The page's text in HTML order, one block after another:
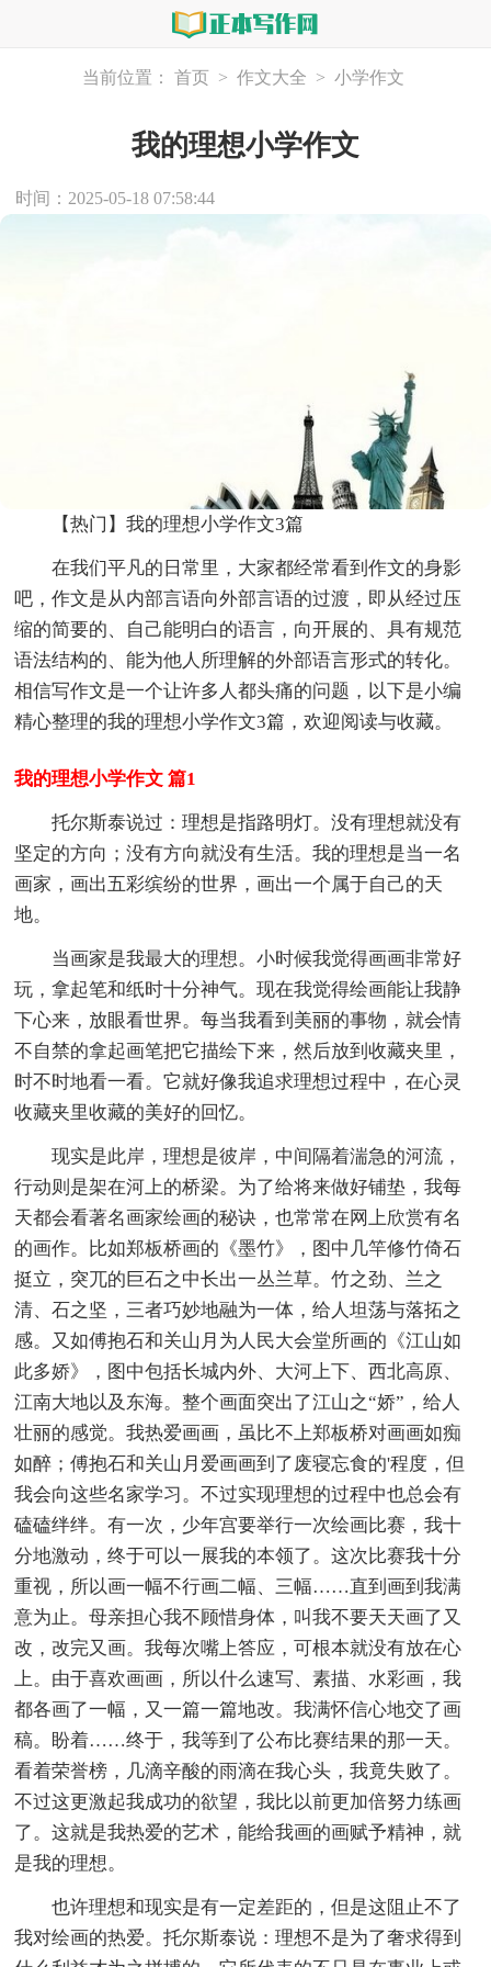
当前位置： 首页 > 作文大全 > 小学作文
我的理想小学作文
时间：2025-05-18 07:58:44
【热门】我的理想小学作文3篇
在我们平凡的日常里，大家都经常看到作文的身影
吧，作文是从内部言语向外部言语的过渡，即从经过压
缩的简要的、自己能明白的语言，向开展的、具有规范
语法结构的、能为他人所理解的外部语言形式的转化。
相信写作文是一个让许多人都头痛的问题，以下是小编
精心整理的我的理想小学作文3篇，欢迎阅读与收藏。
我的理想小学作文 篇1
托尔斯泰说过：理想是指路明灯。没有理想就没有
坚定的方向；没有方向就没有生活。我的理想是当一名
画家，画出五彩缤纷的世界，画出一个属于自己的天
地。
当画家是我最大的理想。小时候我觉得画画非常好
玩，拿起笔和纸时十分神气。现在我觉得绘画能让我静
下心来，放眼看世界。每当我看到美丽的事物，就会情
不自禁的拿起画笔把它描绘下来，然后放到收藏夹里，
时不时地看一看。它就好像我追求理想过程中，在心灵
收藏夹里收藏的美好的回忆。
现实是此岸，理想是彼岸，中间隔着湍急的河流，
行动则是架在河上的桥梁。为了给将来做好铺垫，我每
天都会看著名画家绘画的秘诀，也常常在网上欣赏有名
的画作。比如郑板桥画的《墨竹》，图中几竿修竹倚石
挺立，突兀的巨石之中长出一丛兰草。竹之劲、兰之
清、石之坚，三者巧妙地融为一体，给人坦荡与落拓之
感。又如傅抱石和关山月为人民大会堂所画的《江山如
此多娇》，图中包括长城内外、大河上下、西北高原、
江南大地以及东海。整个画面突出了江山之“娇”，给人
壮丽的感觉。我热爱画画，虽比不上郑板桥对画画如痴
如醉；傅抱石和关山月爱画画到了废寝忘食的'程度，但
我会向这些名家学习。不过实现理想的过程中也总会有
磕磕绊绊。有一次，少年宫要举行一次绘画比赛，我十
分地激动，终于可以一展我的本领了。这次比赛我十分
重视，所以画一幅不行画二幅、三幅……直到画到我满
意为止。母亲担心我不顾惜身体，叫我不要天天画了又
改，改完又画。我每次嘴上答应，可根本就没有放在心
上。由于喜欢画画，所以什么速写、素描、水彩画，我
都各画了一幅，又一篇一篇地改。我满怀信心地交了画
稿。盼着……终于，我等到了公布比赛结果的那一天。
看着荣誉榜，几滴辛酸的雨滴在我心头，我竟失败了。
不过这更激起我成功的欲望，我比以前更加倍努力练画
了。这就是我热爱的艺术，能给我画的画赋予精神，就
是我的理想。
也许理想和现实是有一定差距的，但是这阻止不了
我对绘画的热爱。托尔斯泰说：理想不是为了奢求得到